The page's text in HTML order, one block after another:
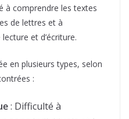
à comprendre les textes
de lettres et à
et d’écriture.
en plusieurs types, selon
:
: Difficulté à